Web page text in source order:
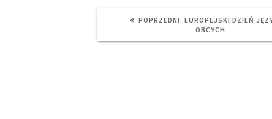
POPRZEDNI: PREVIOUS
POST:
EUROPEJSKI DZIEŃ
OBCYCH